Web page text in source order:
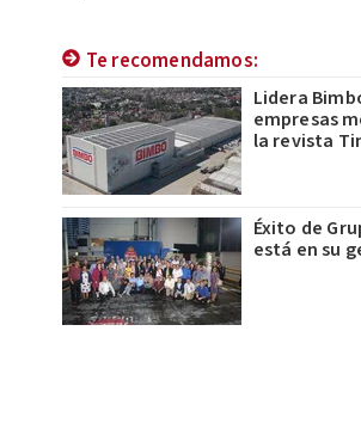
Te recomendamos:
Lidera
empresas
la revista
Éxito de
está en su